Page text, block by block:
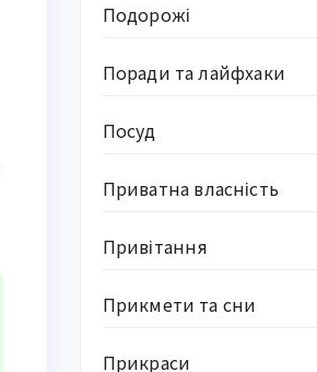
Подорожі
Поради та лайфхаки
Посуд
Приватна власність
Привітання
Прикмети та сни
Прикраси